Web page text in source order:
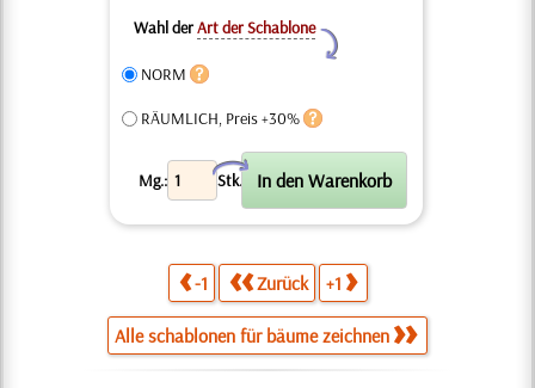
Wahl derArt der Schablone
Y
NORM
RÄUMLICH, Preis +30%
Mg.: Stk.
X
-1 Zurück +1
Alle schablonen für bäume zeichnen